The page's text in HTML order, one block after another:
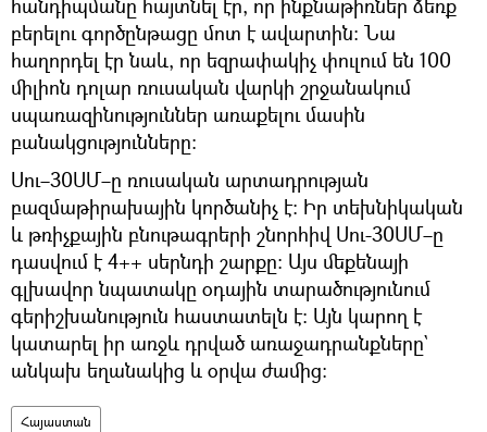
հանդիպմանը հայտնել էր, որ ինքնաթիռներ ձեռք
բերելու գործընթացը մոտ է ավարտին։ Նա
հաղորդել էր նաև, որ եզրափակիչ փուլում են 100
միլիոն դոլար ռուսական վարկի շրջանակում
սպառազինություններ առաքելու մասին
բանակցությունները։
Սու–30ՍՄ–ը ռուսական արտադրության
բազմաթիրախային կործանիչ է։ Իր տեխնիկական
և թռիչքային բնութագրերի շնորհիվ Սու-30ՍՄ–ը
դասվում է 4++ սերնդի շարքը։ Այս մեքենայի
գլխավոր նպատակը օդային տարածությունում
գերիշխանություն հաստատելն է։ Այն կարող է
կատարել իր առջև դրված առաջադրանքները`
անկախ եղանակից և օրվա ժամից։
Հայաստան